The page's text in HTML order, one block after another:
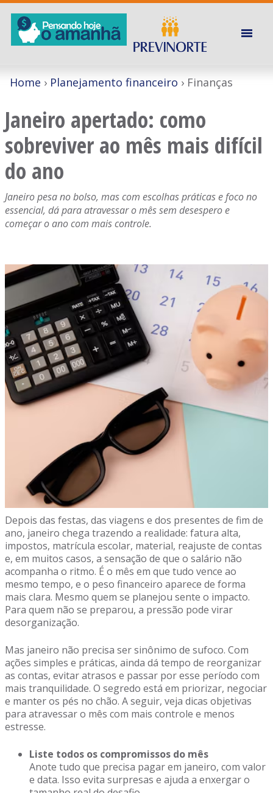
Home Planejamento financeiro Finanças
Janeiro apertado: como
sobreviver ao mês mais difícil
do ano
Janeiro pesa no bolso, mas com escolhas práticas e foco no
essencial, dá para atravessar o mês sem desespero e
começar o ano com mais controle.
Depois das festas, das viagens e dos presentes de fim de
ano, janeiro chega trazendo a realidade: fatura alta,
impostos, matrícula escolar, material, reajuste de contas
e, em muitos casos, a sensação de que o salário não
acompanha o ritmo. É o mês em que tudo vence ao
mesmo tempo, e o peso financeiro aparece de forma
mais clara. Mesmo quem se planejou sente o impacto.
Para quem não se preparou, a pressão pode virar
desorganização.
Mas janeiro não precisa ser sinônimo de sufoco. Com
ações simples e práticas, ainda dá tempo de reorganizar
as contas, evitar atrasos e passar por esse período com
mais tranquilidade. O segredo está em priorizar, negociar
e manter os pés no chão. A seguir, veja dicas objetivas
para atravessar o mês com mais controle e menos
estresse.
Liste todos os compromissos do mês
Anote tudo que precisa pagar em janeiro, com valor
e data. Isso evita surpresas e ajuda a enxergar o